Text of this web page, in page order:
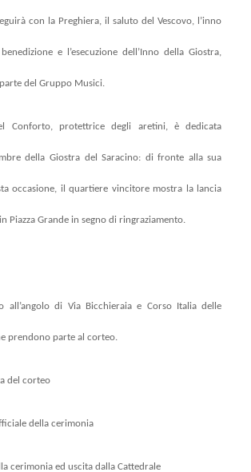
con la Preghiera, il saluto del Vescovo, l’inno
e l’esecuzione dell’Inno della Giostra,
parte del Gruppo Musici.
Conforto, protettrice degli aretini, è dedicata
della Giostra del Saracino: di fronte alla sua
occasione, il quartiere vincitore mostra la lancia
Piazza Grande in segno di ringraziamento.
all’angolo di Via Bicchieraia e Corso Italia delle
prendono parte al corteo.
del corteo
della cerimonia
cerimonia ed uscita dalla Cattedrale